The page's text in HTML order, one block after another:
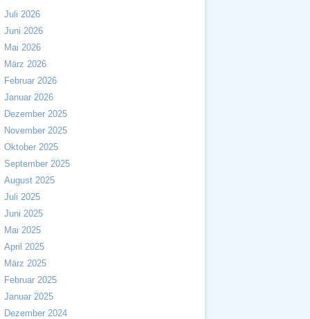
Juli 2026
Juni 2026
Mai 2026
März 2026
Februar 2026
Januar 2026
Dezember 2025
November 2025
Oktober 2025
September 2025
August 2025
Juli 2025
Juni 2025
Mai 2025
April 2025
März 2025
Februar 2025
Januar 2025
Dezember 2024